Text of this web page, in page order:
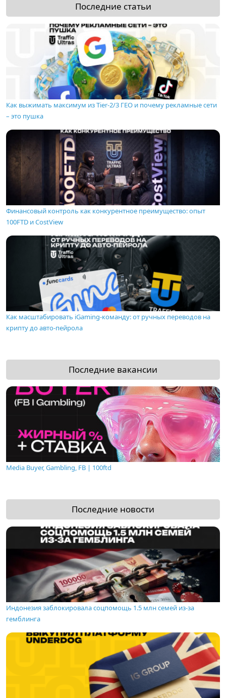
Последние статьи
Как выжимать максимум из Tier-2/3 ГЕО и почему рекламные сети
– это пушка
Финансовый контроль как конкурентное преимущество: опыт
100FTD и CostView
Как масштабировать iGaming-команду: от ручных переводов на
крипту до авто-пейрола
Последние вакансии
Media Buyer, Gambling, FB | 100ftd
Последние новости
Индонезия заблокировала соцпомощь 1.5 млн семей из-за
гемблинга